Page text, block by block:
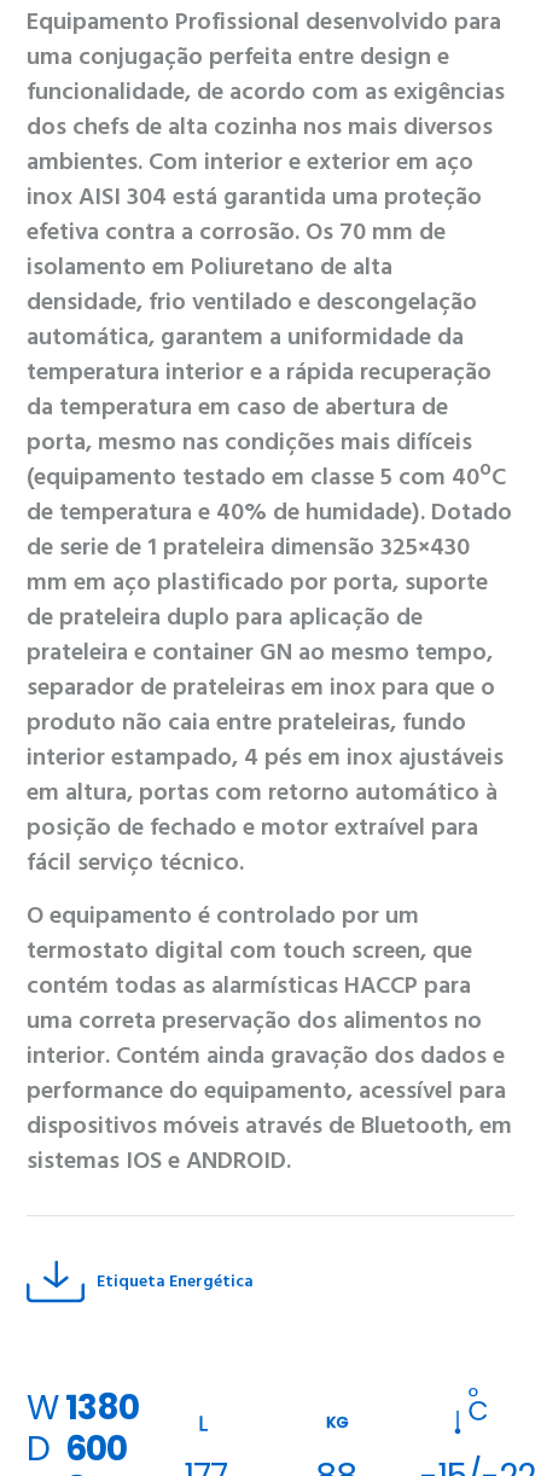
Equipamento Profissional desenvolvido para
uma conjugação perfeita entre design e
funcionalidade, de acordo com as exigências
dos chefs de alta cozinha nos mais diversos
ambientes. Com interior e exterior em aço
inox AISI 304 está garantida uma proteção
efetiva contra a corrosão. Os 70 mm de
isolamento em Poliuretano de alta
densidade, frio ventilado e descongelação
automática, garantem a uniformidade da
temperatura interior e a rápida recuperação
da temperatura em caso de abertura de
porta, mesmo nas condições mais difíceis
(equipamento testado em classe 5 com 40ºC
de temperatura e 40% de humidade). Dotado
de serie de 1 prateleira dimensão 325×430
mm em aço plastificado por porta, suporte
de prateleira duplo para aplicação de
prateleira e container GN ao mesmo tempo,
separador de prateleiras em inox para que o
produto não caia entre prateleiras, fundo
interior estampado, 4 pés em inox ajustáveis
em altura, portas com retorno automático à
posição de fechado e motor extraível para
fácil serviço técnico.
O equipamento é controlado por um
termostato digital com touch screen, que
contém todas as alarmísticas HACCP para
uma correta preservação dos alimentos no
interior. Contém ainda gravação dos dados e
performance do equipamento, acessível para
dispositivos móveis através de Bluetooth, em
sistemas IOS e ANDROID.
Etiqueta Energética
W1380
D 600
KG